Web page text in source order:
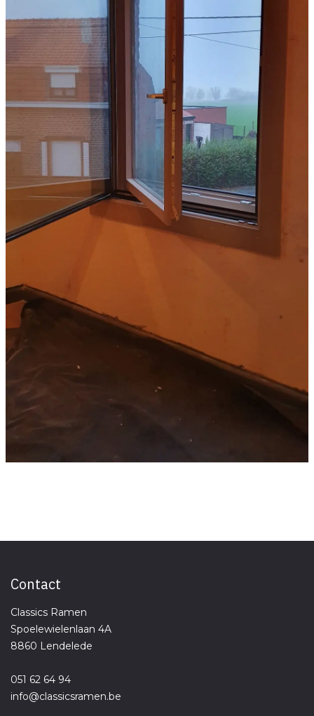
Contact
Classics Ramen
Spoelewielenlaan 4A
8860 Lendelede
051 62 64 94
info@classicsrame​n.be